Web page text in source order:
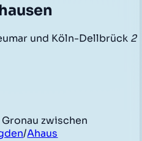
und Köln-Dellbrück 2
zwischen
/Ahaus